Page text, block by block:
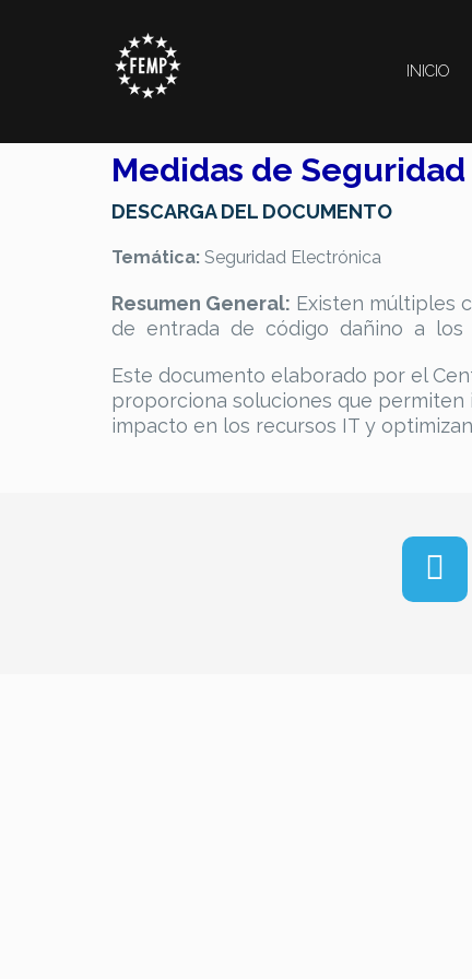
INICIO
Seguridad
Medidas de
DESCARGA DEL DOCUMENTO
Temática: Seguridad Electrónica
Resumen General: Existen múltiples
de entrada de código dañino a los
Este documento elaborado por el
proporciona soluciones que permiten
impacto en los recursos IT y